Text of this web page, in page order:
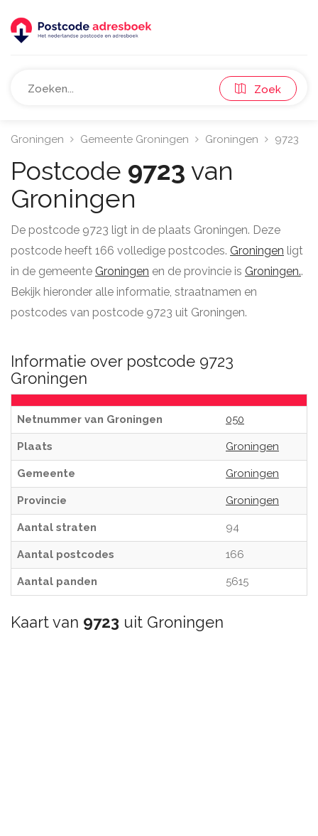
Zoek
Groningen Gemeente Groningen Groningen 9723
Postcode 9723 van
Groningen
De postcode 9723 ligt in de plaats Groningen. Deze
postcode heeft 166 volledige postcodes. Groningen ligt
in de gemeente Groningen en de provincie is Groningen..
Bekijk hieronder alle informatie, straatnamen en
postcodes van postcode 9723 uit Groningen.
Informatie over postcode 9723
Groningen
Netnummer van Groningen 050
Plaats Groningen
Gemeente Groningen
Provincie Groningen
Aantal straten 94
Aantal postcodes 166
Aantal panden 5615
Kaart van 9723 uit Groningen